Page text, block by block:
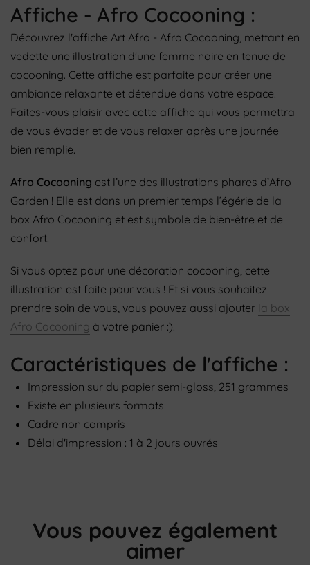
Affiche - Afro Cocooning :
Découvrez l'affiche Art Afro - Afro Cocooning, mettant en
vedette une illustration d'une femme noire en tenue de
cocooning. Cette affiche est parfaite pour créer une
ambiance relaxante et détendue dans votre espace.
Faites-vous plaisir avec cette affiche qui vous permettra
de vous évader et de vous relaxer après une journée
bien remplie.
Afro Cocooning est l’une des illustrations phares d’Afro
Garden ! Elle est dans un premier temps l’égérie de la
box Afro Cocooning et est symbole de bien-être et de
confort.
Si vous optez pour une décoration cocooning, cette
illustration est faite pour vous ! Et si vous souhaitez
prendre soin de vous, vous pouvez aussi ajouter la box
Afro Cocooning à votre panier :).
Caractéristiques de l'affiche :
Impression sur du papier semi-gloss, 251 grammes
Existe en plusieurs formats
Cadre non compris
Délai d'impression : 1 à 2 jours ouvrés
Vous pouvez également
aimer